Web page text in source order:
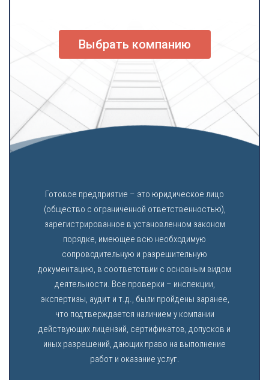
Выбрать компанию
Готовое предприятие – это юридическое лицо
(общество с ограниченной ответственностью),
зарегистрированное в установленном законом
порядке, имеющее всю необходимую
сопроводительную и разрешительную
документацию, в соответствии с основным видом
деятельности. Все проверки – инспекции,
экспертизы, аудит и т.д., были пройдены заранее,
что подтверждается наличием у компании
действующих лицензий, сертификатов, допусков и
иных разрешений, дающих право на выполнение
работ и оказание услуг.